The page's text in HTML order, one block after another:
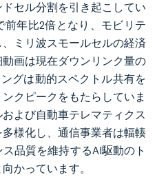
セル分割を引き起こしてい
前年比2倍となり、モビリテ
ミリ波スモールセルの経済
画は現在ダウンリンク量の
グは動的スペクトル共有を
クピークをもたらしていま
よび自動車テレマティクス
様化し、通信事業者は輻輳
品質を維持するAI駆動のト
かっています。